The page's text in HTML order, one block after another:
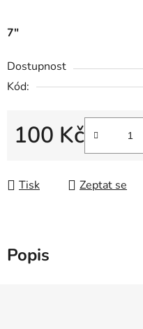
7"
Dostupnost
Kód:
100 Kč
Tisk Zeptat se
Popis